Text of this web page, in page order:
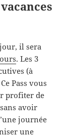
il sera
. Les 3
(à
Pass vous
profiter de
avoir
journée
une